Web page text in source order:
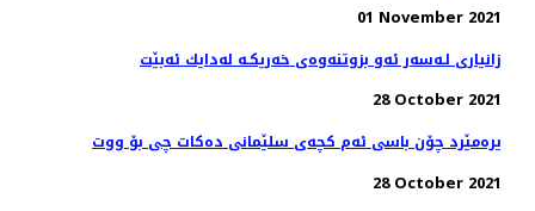
01 November 2021
زانیاری لـەسەر ئەو بزوتنەوەی خەریكـە لەدایك ئەبێت
28 October 2021
یرەمێرد چۆن باسی ئەم كچەی سلێمانی دەكات چی بۆ ووت
28 October 2021